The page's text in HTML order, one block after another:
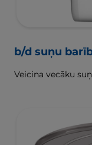
b/d suņu
Veicina vecāku